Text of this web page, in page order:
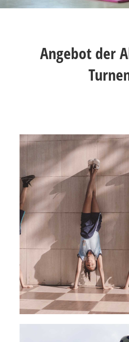
Angebot der